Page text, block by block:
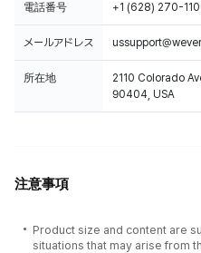
電話番号 +1 (628) 270-
メールアドレス
所在地
2110 Colorado
90404, USA
注意事項
Product size and content are
situations that may arise from